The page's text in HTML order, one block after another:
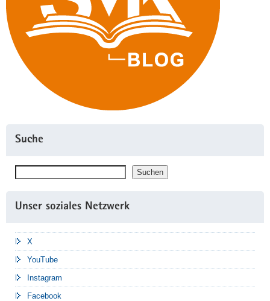
Suche
Suchen
Unser soziales Netzwerk
X
YouTube
Instagram
Facebook